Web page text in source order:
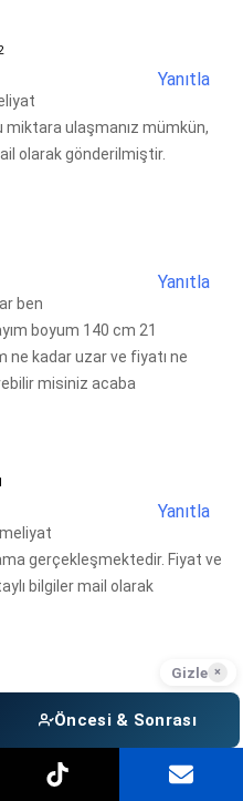
Yanıtla
miktara ulaşmanız mümkün,
olarak gönderilmiştir.
Yanıtla
ben
boyum 140 cm 21
ne kadar uzar ve fiyatı ne
misiniz acaba
Yanıtla
gerçekleşmektedir. Fiyat ve
bilgiler mail olarak
kiloyum, 21 yaşındayım . En
Gizle ×
Öncesi & Sonrası